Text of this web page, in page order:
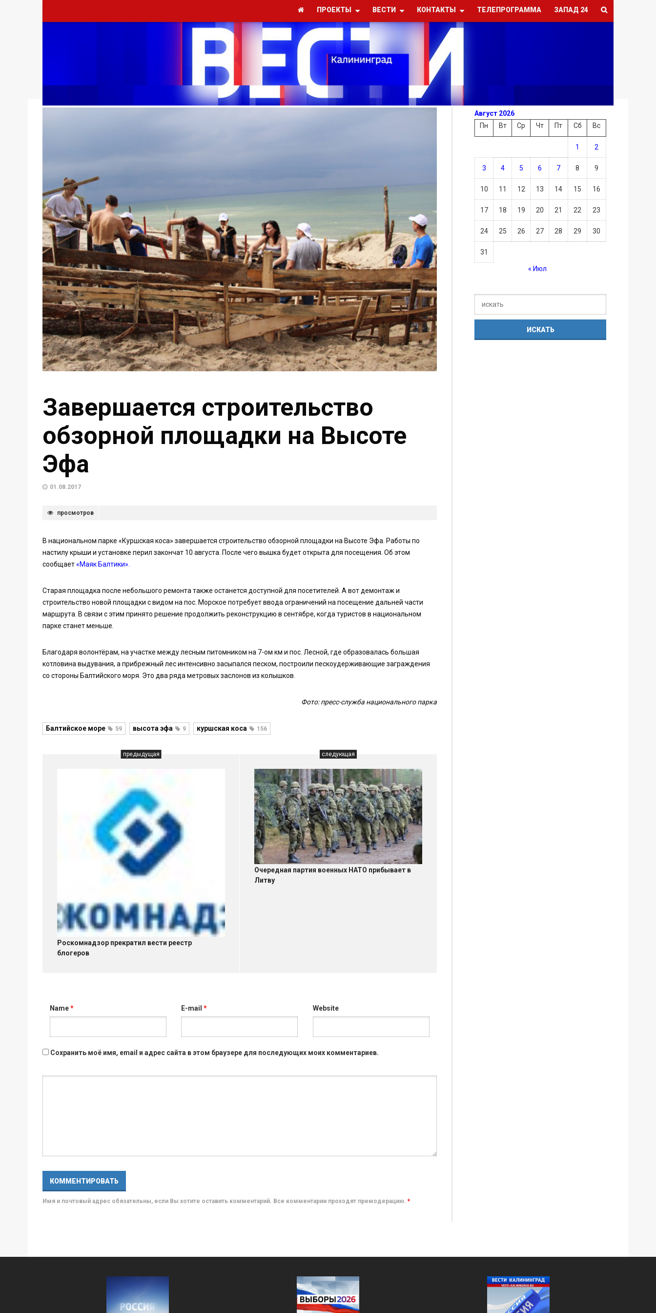
ПРОЕКТЫ ВЕСТИ КОНТАКТЫ ТЕЛЕПРОГРАММА ЗАПАД 24
Завершается строительство
обзорной площадки на Высоте
Эфа
01.08.2017
просмотров
В национальном парке «Куршская коса» завершается строительство обзорной площадки на Высоте Эфа. Работы по
настилу крыши и установке перил закончат 10 августа. После чего вышка будет открыта для посещения. Об этом
сообщает«Маяк Балтики».
Старая площадка после небольшого ремонта также останется доступной для посетителей. А вот демонтаж и
строительство новой площадки с видом на пос. Морское потребует ввода ограничений на посещение дальней части
маршрута. В связи с этим принято решение продолжить реконструкцию в сентябре, когда туристов в национальном
парке станет меньше.
Благодаря волонтёрам, на участке между лесным питомником на 7-ом км и пос. Лесной, где образовалась большая
котловина выдувания, а прибрежный лес интенсивно засыпался песком, построили пескоудерживающие заграждения
со стороны Балтийского моря. Это два ряда метровых заслонов из колышков.
Фото: пресс-служба национального парка
Балтийское море 59 высота эфа 9 куршская коса 156
предыдущая
Роскомнадзор прекратил вести реестр
блогеров
следующая
Очередная партия военных НАТО прибывает в
Литву
Name* E-mail* Website
Сохранить моё имя, email и адрес сайта в этом браузере для последующих моих комментариев.
Имя и почтовый адрес обязательны, если Вы хотите оставить комментарий. Все комментарии проходят премодерацию. *
Август 2026
Пн
Вт Ср Чт Пт Сб Вс
1 2
3 4 5 6 7 8 9
10 11 12 13 14 15 16
17 18 19 20 21 22 23
24 25 26 27 28 29 30
31
« Июл